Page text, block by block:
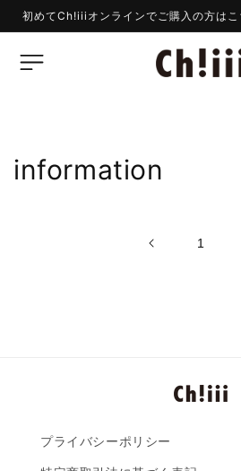
ンツに
進む
初めてCh!iiiオンラインでご購入の方は
information
1
プライバシーポリシー